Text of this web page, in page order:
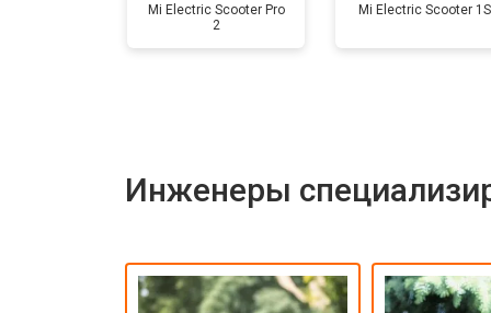
Гидроизоляция
Замена корпуса
Замена аккумулятора
Mi Electric Scooter Pro
2
Mi Electric Scooter 1S
Инженеры